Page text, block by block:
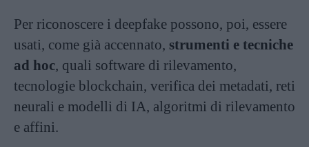
Per riconoscere i deepfake possono, poi, essere
usati, come già accennato, strumenti e tecniche
ad hoc, quali software di rilevamento,
tecnologie blockchain, verifica dei metadati, reti
neurali e modelli di IA, algoritmi di rilevamento
e affini.